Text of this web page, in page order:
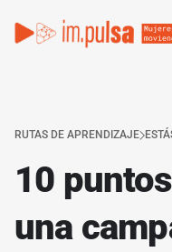
RUTAS DE APRENDIZAJE
10
una